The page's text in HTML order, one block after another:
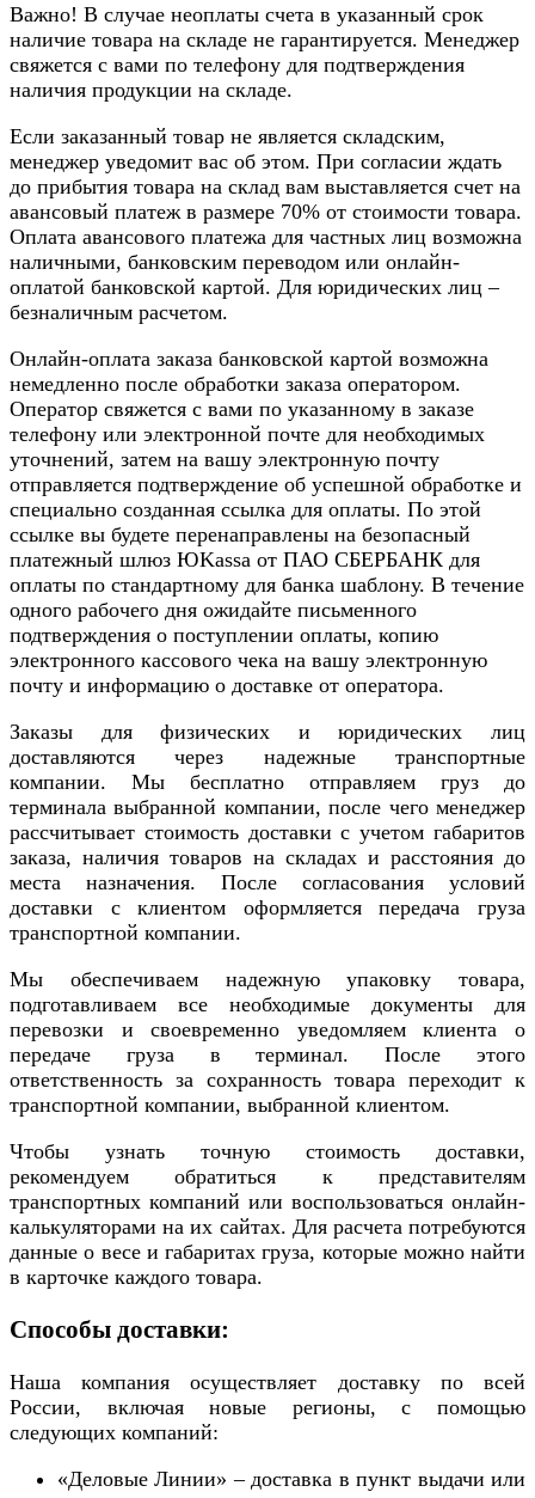
Важно! В случае неоплаты счета в указанный срок
наличие товара на складе не гарантируется. Менеджер
свяжется с вами по телефону для подтверждения
наличия продукции на складе.
Если заказанный товар не является складским,
менеджер уведомит вас об этом. При согласии ждать
до прибытия товара на склад вам выставляется счет на
авансовый платеж в размере 70% от стоимости товара.
Оплата авансового платежа для частных лиц возможна
наличными, банковским переводом или онлайн-
оплатой банковской картой. Для юридических лиц –
безналичным расчетом.
Онлайн-оплата заказа банковской картой возможна
немедленно после обработки заказа оператором.
Оператор свяжется с вами по указанному в заказе
телефону или электронной почте для необходимых
уточнений, затем на вашу электронную почту
отправляется подтверждение об успешной обработке и
специально созданная ссылка для оплаты. По этой
ссылке вы будете перенаправлены на безопасный
платежный шлюз ЮKassa от ПАО СБЕРБАНК для
оплаты по стандартному для банка шаблону. В течение
одного рабочего дня ожидайте письменного
подтверждения о поступлении оплаты, копию
электронного кассового чека на вашу электронную
почту и информацию о доставке от оператора.
Заказы для физических и юридических лиц
доставляются через надежные транспортные
компании. Мы бесплатно отправляем груз до
терминала выбранной компании, после чего менеджер
рассчитывает стоимость доставки с учетом габаритов
заказа, наличия товаров на складах и расстояния до
места назначения. После согласования условий
доставки с клиентом оформляется передача груза
транспортной компании.
Мы обеспечиваем надежную упаковку товара,
подготавливаем все необходимые документы для
перевозки и своевременно уведомляем клиента о
передаче груза в терминал. После этого
ответственность за сохранность товара переходит к
транспортной компании, выбранной клиентом.
Чтобы узнать точную стоимость доставки,
рекомендуем обратиться к представителям
транспортных компаний или воспользоваться онлайн-
калькуляторами на их сайтах. Для расчета потребуются
данные о весе и габаритах груза, которые можно найти
в карточке каждого товара.
Способы доставки:
Наша компания осуществляет доставку по всей
России, включая новые регионы, с помощью
следующих компаний:
«Деловые Линии» – доставка в пункт выдачи или